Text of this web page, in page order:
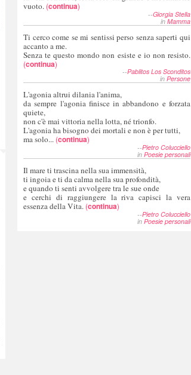
vuoto. (continua)
--Giorgia Stella
in Mamma
Ti cerco come se mi sentissi perso senza saperti qui
accanto a me.
Senza te questo mondo non esiste e io non resisto.
(continua)
--Pablitos Los Sconditos
in Persone
L'agonia altrui dilania l'anima,
da sempre l'agonia finisce in abbandono e forzata
quiete,
non c'è mai vittoria nella lotta, né trionfo.
L'agonia ha bisogno dei mortali e non è per tutti,
ma solo... (continua)
--Pietro Colucciello
in Poesie personali
Il mare ti trascina nella sua immensità,
ti ingoia e ti da calma nella sua profondità,
e quando ti senti avvolgere tra le sue onde
e cerchi di raggiungere la riva capisci la vera
essenza della Vita. (continua)
--Pietro Colucciello
in Poesie personali